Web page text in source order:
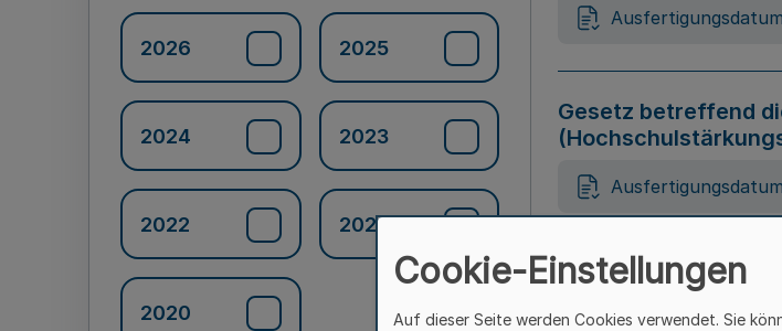
2026 2025
2024 2023
2022 2021
2020
Ausfertigungsdatum
Gesetz betreffend
Ausfertigungsdatum
Gesetz zur
Cookie-Einstellungen
Auf dieser Seite werden Cookies verwendet. Sie